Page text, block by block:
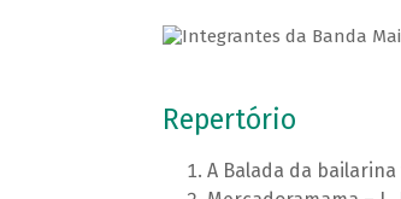
Repertório
A Balada da